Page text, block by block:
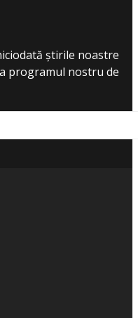
știrile noastre
programul nostru de